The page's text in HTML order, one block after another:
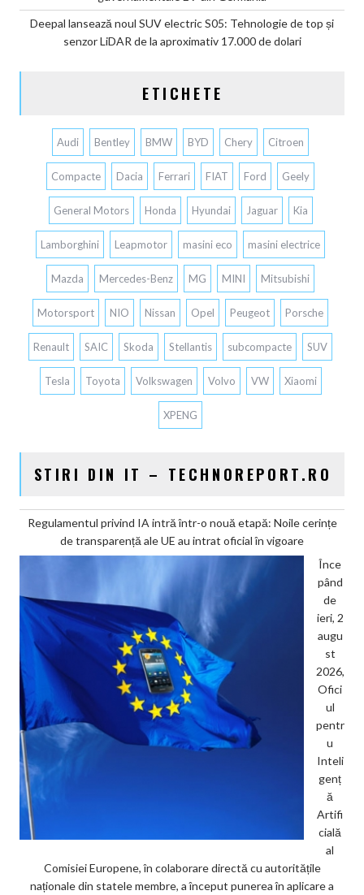
Deepal lansează noul SUV electric S05: Tehnologie de top și
senzor LiDAR de la aproximativ 17.000 de dolari
ETICHETE
Audi Bentley BMW BYD Chery Citroen
Compacte Dacia Ferrari FIAT Ford Geely
General Motors Honda Hyundai Jaguar Kia
Lamborghini Leapmotor masini eco masini electrice
Mazda Mercedes-Benz MG MINI Mitsubishi
Motorsport NIO Nissan Opel Peugeot Porsche
Renault SAIC Skoda Stellantis subcompacte SUV
Tesla Toyota Volkswagen Volvo VW Xiaomi
XPENG
STIRI DIN IT – TECHNOREPORT.RO
Regulamentul privind IA intră într-o nouă etapă: Noile cerințe
de transparență ale UE au intrat oficial în vigoare
Înce
pând
de
ieri, 2
augu
st
2026,
Ofici
ul
pentr
u
Inteli
genț
ă
Artifi
cială
al
Comisiei Europene, în colaborare directă cu autoritățile
naționale din statele membre, a început punerea în aplicare a